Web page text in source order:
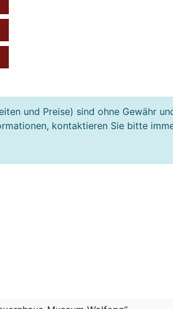
und Preise) sind ohne Gewähr
kontaktieren Sie bitte